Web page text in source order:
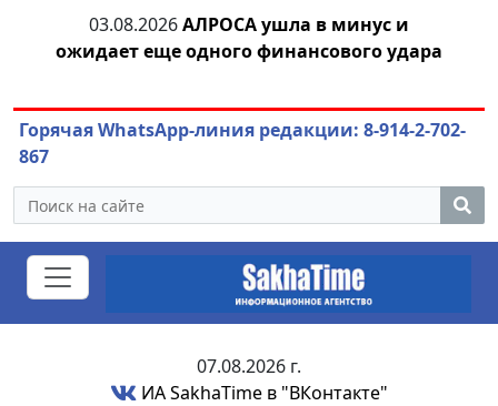
03.08.2026АЛРОСА ушла в минус и
ожидает еще одного финансового удара
Горячая WhatsApp-линия редакции: 8-914-2-702-
867
07.08.2026 г.
ИА SakhaTime в "ВКонтакте"